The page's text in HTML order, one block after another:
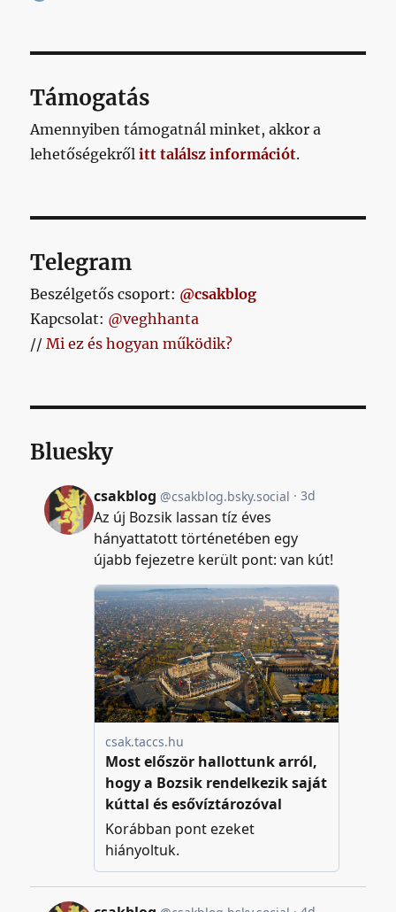
Támogatás
Amennyiben támogatnál minket, akkor a
lehetőségekrőlitt találsz információt.
Telegram
Beszélgetős csoport: @csakblog
Kapcsolat: @veghhanta
//Mi ez és hogyan működik?
Bluesky